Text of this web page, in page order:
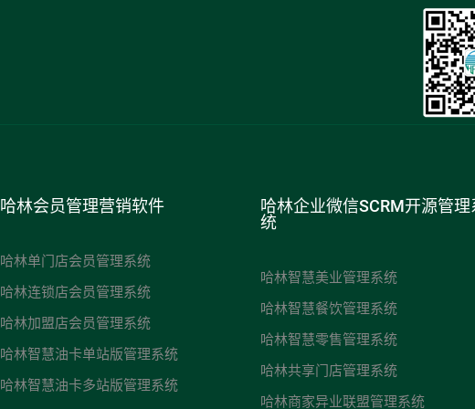
哈林会员管理营销软件
哈林单门店会员管理系统
哈林连锁店会员管理系统
哈林加盟店会员管理系统
哈林智慧油卡单站版管理系统
哈林智慧油卡多站版管理系统
哈林企业微信SCRM开源管理
统
哈林智慧美业管理系统
哈林智慧餐饮管理系统
哈林智慧零售管理系统
哈林共享门店管理系统
哈林商家异业联盟管理系统